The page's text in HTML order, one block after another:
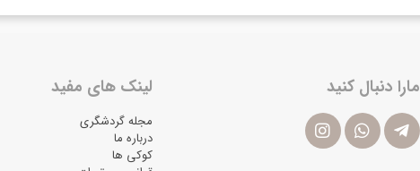
مارا دنبال کنید لینک های مفید
مجله گردشگری
درباره ما
کوکی ها